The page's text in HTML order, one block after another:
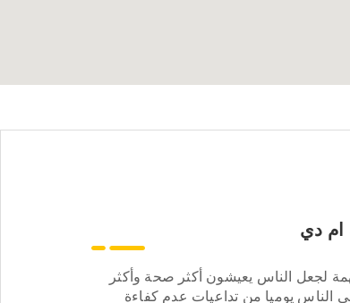
ام دي
لجعل الناس يعيشون أكثر صحة وأكثر
الناس يوميا من تداعيات عدم كفاءة